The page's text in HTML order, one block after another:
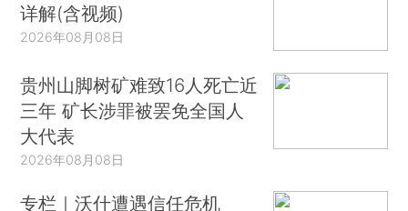
详解(含视频)
2026年08月08日
贵州山脚树矿难致16人死亡近
三年 矿长涉罪被罢免全国人
大代表
2026年08月08日
专栏｜沃什遭遇信任危机